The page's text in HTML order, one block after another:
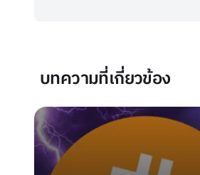
บทความที่เกี่ยวข้อง